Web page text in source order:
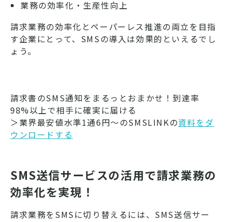
業務の効率化・生産性向上
請求業務の効率化とペーパーレス推進の両立を目指
す企業にとって、SMSの導入は効果的といえるでし
ょう。
請求書のSMS通知をまるっとおまかせ！到達率
98%以上で相手に確実に届ける
＞業界最安値水準1通6円～のSMSLINKの資料をダ
ウンロードする
SMS送信サービスの活用で請求業務の
効率化を実現！
請求業務をSMSに切り替えるには、SMS送信サー